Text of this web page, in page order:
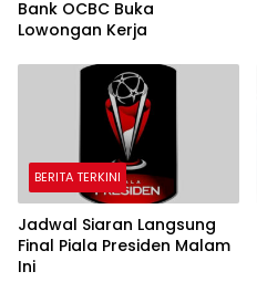
Bank OCBC Buka
Lowongan Kerja
BERITA TERKINI
Jadwal Siaran Langsung
Final Piala Presiden Malam
Ini